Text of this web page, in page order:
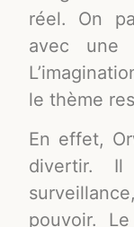
réel. On
avec une
le thème
En effet,
divertir.
pouvoir.